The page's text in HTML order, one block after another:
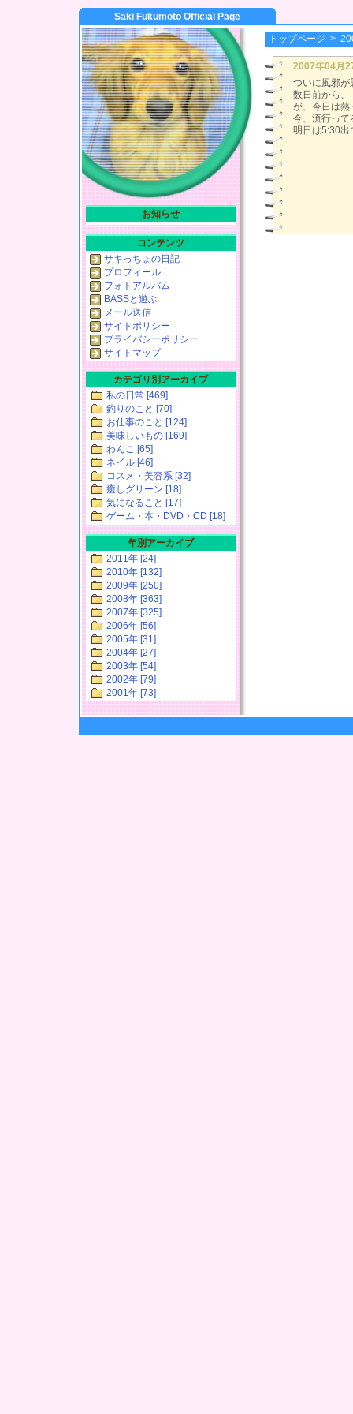
Saki Fukumoto Official Page
トップページ >
2007年04月
ついに風邪が
数日前から
が、今日は熱
今、流行って
明日は5:30出
お知らせ
コンテンツ
サキっちょの日記
プロフィール
フォトアルバム
BASSと遊ぶ
メール送信
サイトポリシー
プライバシーポリシー
サイトマップ
カテゴリ別アーカイブ
私の日常 [469]
釣りのこと [70]
お仕事のこと [124]
美味しいもの [169]
わんこ [65]
ネイル [46]
コスメ・美容系 [32]
癒しグリーン [18]
気になること [17]
ゲーム・本・DVD・CD [18]
年別アーカイブ
2011年 [24]
2010年 [132]
2009年 [250]
2008年 [363]
2007年 [325]
2006年 [56]
2005年 [31]
2004年 [27]
2003年 [54]
2002年 [79]
2001年 [73]